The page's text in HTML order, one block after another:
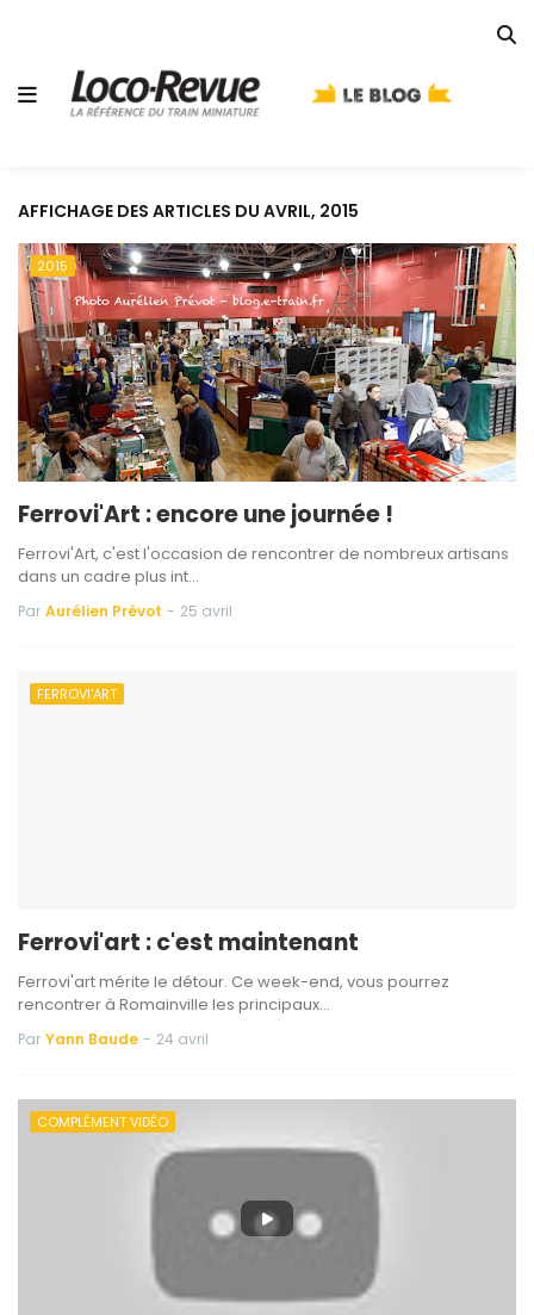
AFFICHAGE DES ARTICLES DU AVRIL, 2015
2015
Ferrovi'Art : encore une journée !
Ferrovi'Art, c'est l'occasion de rencontrer de nombreux artisans
dans un cadre plus int…
Par Aurélien Prévot - 25 avril
FERROVI'ART
Ferrovi'art : c'est maintenant
Ferrovi'art mérite le détour. Ce week-end, vous pourrez
rencontrer à Romainville les principaux…
Par Yann Baude - 24 avril
COMPLÉMENT VIDÉO